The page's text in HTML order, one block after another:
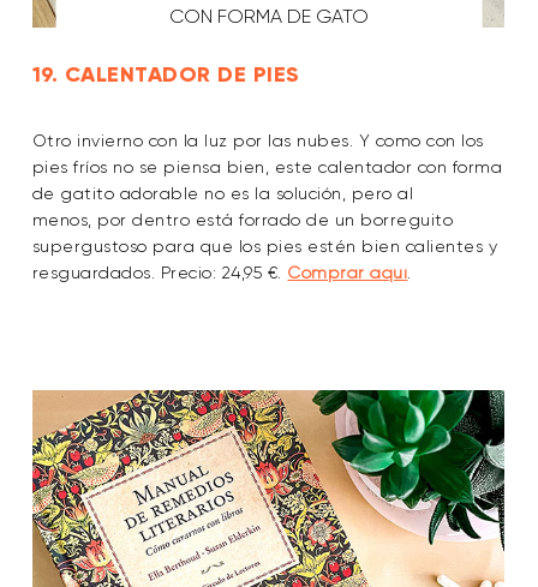
CON FORMA DE GATO
19. CALENTADOR DE PIES
Otro invierno con la luz por las nubes. Y como con los
pies fríos no se piensa bien, este calentador con forma
de gatito adorable no es la solución, pero al
menos, por dentro está forrado de un borreguito
supergustoso para que los pies estén bien calientes y
resguardados. Precio: 24,95 €. Comprar aquí.